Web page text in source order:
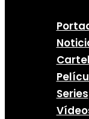
Series